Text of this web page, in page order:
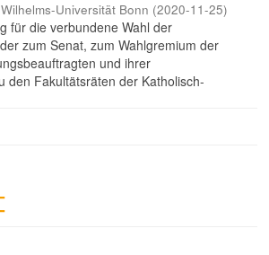
Universität Bonn (2020-11-25)
für die verbundene Wahl der
zum Senat, zum Wahlgremium der
und ihrer
den Fakultätsräten der Katholisch-